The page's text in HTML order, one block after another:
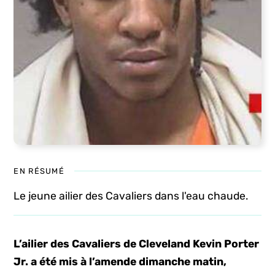
EN RÉSUMÉ
Le jeune ailier des Cavaliers dans l'eau chaude.
L’ailier des Cavaliers de Cleveland Kevin Porter
Jr. a été mis à l’amende dimanche matin,